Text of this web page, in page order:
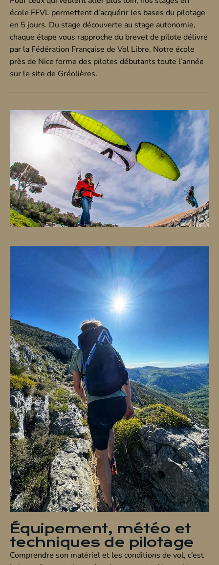
école FFVL permettent d’acquérir les bases du pilotage
en 5 jours. Du stage découverte au stage autonomie,
chaque étape vous rapproche du brevet de pilote délivré
par la Fédération Française de Vol Libre. Notre école
près de Nice forme des pilotes débutants toute l’année
sur le site de Gréolières.
Équipement, météo et
techniques de pilotage
Comprendre son matériel et les conditions de vol, c’est